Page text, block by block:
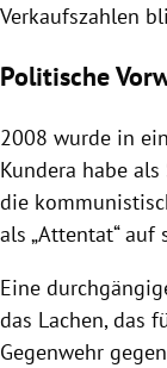
Verkaufszahlen
Politische
2008 wurde in
Kundera habe
die
als „Attentat“ auf
Eine
das Lachen, das
Gegenwehr